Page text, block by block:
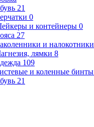
21
0
и контейнеры 0
27
и налокотники
лямки 8
109
и коленные бинты
21